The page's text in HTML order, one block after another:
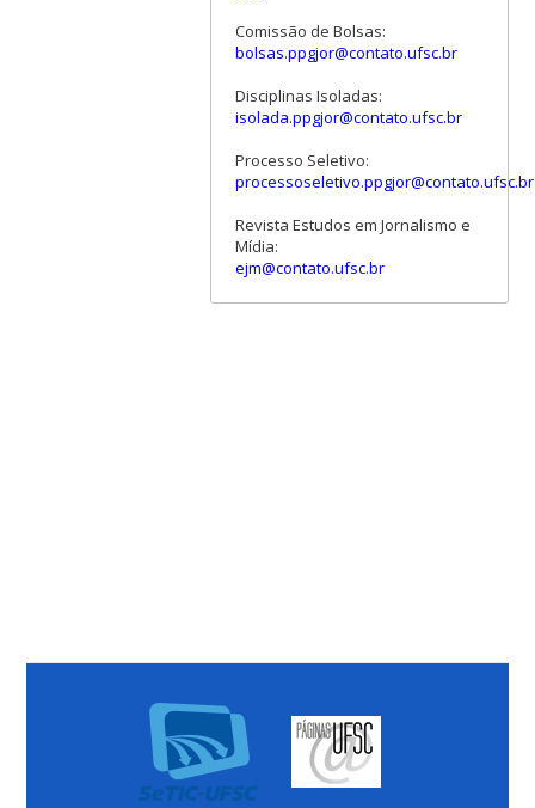
Comissão de Bolsas:
bolsas.ppgjor@contato.ufsc.br
Disciplinas Isoladas:
isolada.ppgjor@contato.ufsc.br
Processo Seletivo:
processoseletivo.ppgjor@contato.ufsc.br
Revista Estudos em Jornalismo e
Mídia:
ejm@contato.ufsc.br